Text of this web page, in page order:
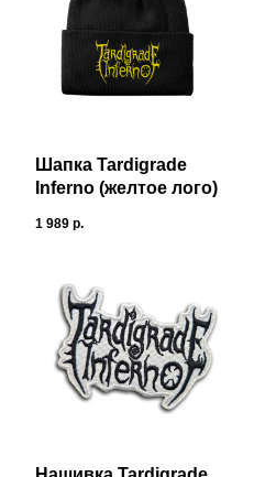
Шапка Tardigrade
Inferno (желтое лого)
1 989 р.